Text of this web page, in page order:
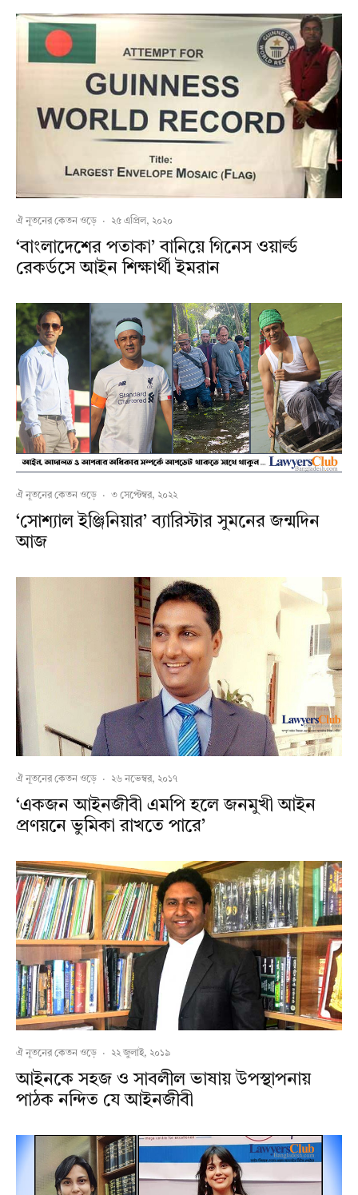
ঐ নূতনের কেতন ওড়ে · ২৫ এপ্রিল, ২০২০
‘বাংলাদেশের পতাকা’ বানিয়ে গিনেস ওয়ার্ল্ড
রেকর্ডসে আইন শিক্ষার্থী ইমরান
ঐ নূতনের কেতন ওড়ে · ৩ সেপ্টেম্বর, ২০২২
‘সোশ্যাল ইঞ্জিনিয়ার’ ব্যারিস্টার সুমনের জন্মদিন
আজ
ঐ নূতনের কেতন ওড়ে · ২৬ নভেম্বর, ২০১৭
‘একজন আইনজীবী এমপি হলে জনমুখী আইন
প্রণয়নে ভুমিকা রাখতে পারে’
ঐ নূতনের কেতন ওড়ে · ২২ জুলাই, ২০১৯
আইনকে সহজ ও সাবলীল ভাষায় উপস্থাপনায়
পাঠক নন্দিত যে আইনজীবী